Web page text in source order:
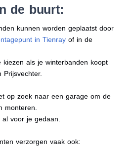
de buurt:
kunnen worden geplaatst door
in Tienray of in de
kiezen als je winterbanden koopt
Prijsvechter.
op zoek naar een garage om de
monteren.
voor je gedaan.
verzorgen vaak ook: